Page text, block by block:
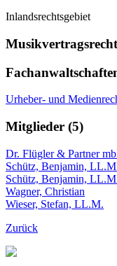
Inlandsrechtsgebiet
Urheber- und
Mitglieder (5)
Dr. Flügler & Partner
Schütz, Benjamin,
Schütz, Benjamin,
Wagner, Christian
Wieser, Stefan, LL.M.
Zurück